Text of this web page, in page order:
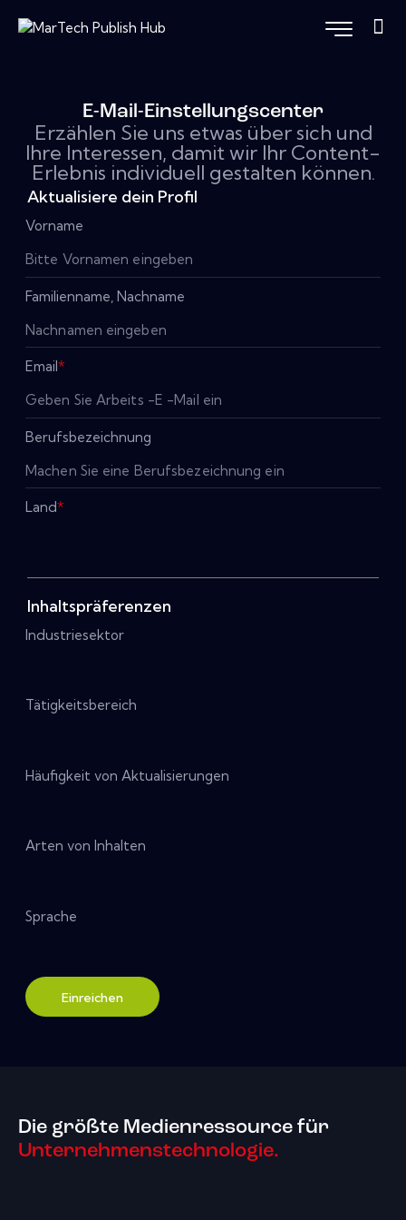
E-Mail-Einstellungscenter
Erzählen Sie uns etwas über sich und
Ihre Interessen, damit wir Ihr Content-
Erlebnis individuell gestalten können.
Aktualisiere dein Profil
Vorname
Familienname, Nachname
Email*
Berufsbezeichnung
Land*
Inhaltspräferenzen
Industriesektor
Tätigkeitsbereich
Häufigkeit von Aktualisierungen
Arten von Inhalten
Sprache
Einreichen
Die größte Medienressource für
Unternehmenstechnologie.